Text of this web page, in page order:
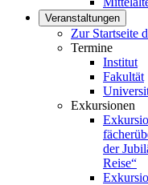
Veranstaltungen
Zur Startseite
Termine
Institut
Fakultät
Exkursionen
der
Reise“